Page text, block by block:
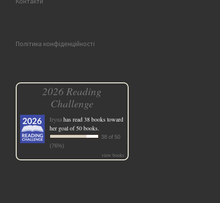
Політика конфіденційності
2026 Reading
Challenge
Irynahas read 38 books toward
her goal of 50 books.
38 of 50
(76%)
view books